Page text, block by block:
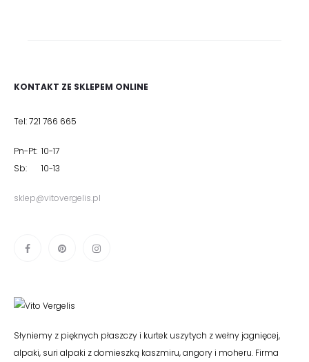
KONTAKT ZE SKLEPEM ONLINE
Tel: 721 766 665
Pn-Pt: 10-17
Sb: 10-13
sklep@vitovergelis.pl
Słyniemy z pięknych płaszczy i kurtek uszytych z wełny jagnięcej,
alpaki, suri alpaki z domieszką kaszmiru, angory i moheru. Firma